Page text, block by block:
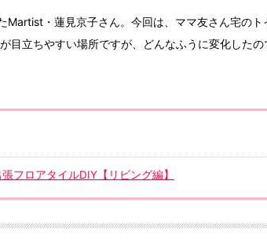
Martist・蓮見京子さん。今回は、ママ友さん宅のト
目立ちやすい場所ですが、どんなふうに変化したの
フロアタイルDIY【リビング編】